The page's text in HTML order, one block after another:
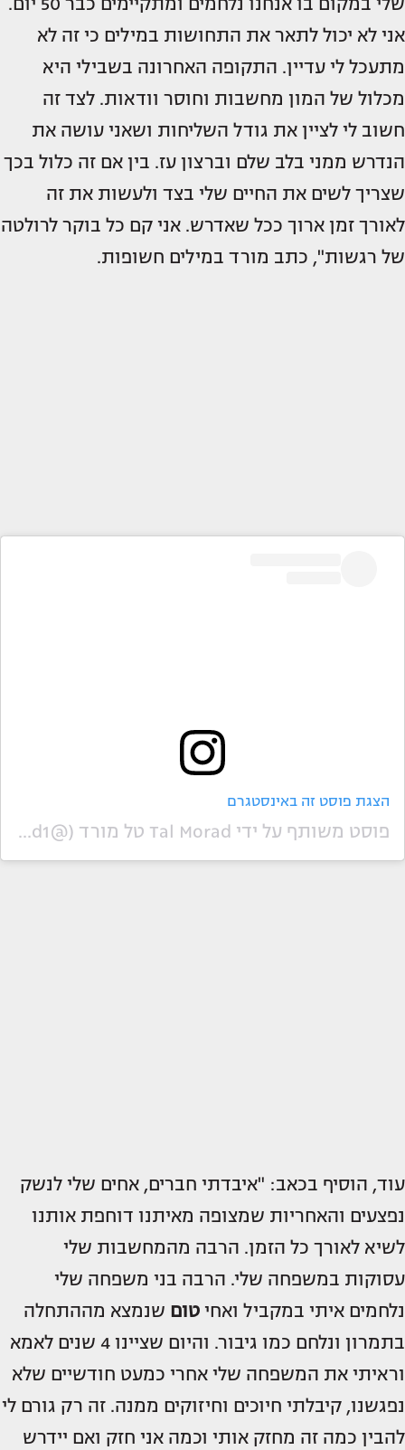
אני לא יכול לתאר את התחושות במילים כי זה לא
מתעכל לי עדיין. התקופה האחרונה בשבילי היא
מכלול של המון מחשבות וחוסר וודאות. לצד זה
חשוב לי לציין את גודל השליחות ושאני עושה את
הנדרש ממני בלב שלם וברצון עז. בין אם זה כלול בכך
שצריך לשים את החיים שלי בצד ולעשות את זה
לאורך זמן ארוך ככל שאדרש. אני קם כל בוקר לרולטה
של רגשות", כתב מורד במילים חשופות.
הצגת פוסט זה באינסטגרם
פוסט משותף על ידי ‏‎Tal Morad טל מורד‎‏ (@‏‎talmorad1‎‏)
עוד, הוסיף בכאב: "איבדתי חברים, אחים שלי לנשק
נפצעים והאחריות שמצופה מאיתנו דוחפת אותנו
לשיא לאורך כל הזמן. הרבה מהמחשבות שלי
עסוקות במשפחה שלי. הרבה בני משפחה שלי
נלחמים איתי במקביל ואחי טום שנמצא מההתחלה
בתמרון ונלחם כמו גיבור. והיום שציינו 4 שנים לאמא
וראיתי את המשפחה שלי אחרי כמעט חודשיים שלא
נפגשנו, קיבלתי חיוכים וחיזוקים ממנה. זה רק גורם לי
להבין כמה זה מחזק אותי וכמה אני חזק ואם יידרש